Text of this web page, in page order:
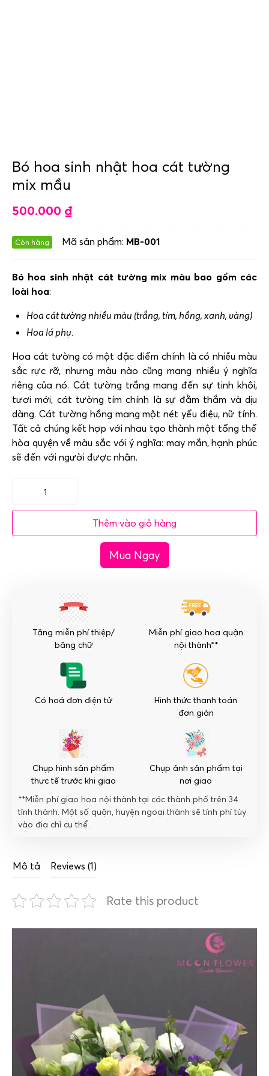
Bó hoa sinh nhật hoa cát tường
mix mầu
500.000 ₫
Còn hàng Mã sản phẩm: MB-001
Bó hoa sinh nhật cát tường mix màu bao gồm các
loài hoa:
Hoa cát tường nhiều màu (trắng, tím, hồng, xanh, vàng)
Hoa lá phụ.
Hoa cát tường có một đặc điểm chính là có nhiều màu
sắc rực rỡ, nhưng màu nào cũng mang nhiều ý nghĩa
riêng của nó. Cát tường trắng mang đến sự tinh khôi,
tươi mới, cát tường tím chính là sự đằm thắm và dịu
dàng. Cát tường hồng mang một nét yểu điệu, nữ tính.
Tất cả chúng kết hợp với nhau tạo thành một tổng thể
hòa quyện về màu sắc với ý nghĩa: may mắn, hạnh phúc
sẽ đến với người được nhận.
Bó
hoa
mầu
lượng
Thêm vào giỏ hàng
Mua Ngay
Tặng miễn phí thiệp/
băng chữ
Miễn phí giao hoa quận
nội thành**
Có hoá đơn điện tử
Hình thức thanh toán
đơn giản
Chụp hình sản phẩm
thực tế trước khi giao
Chụp ảnh sản phẩm tại
nơi giao
**Miễn phí giao hoa nội thành tại các thành phố trên 34
tỉnh thành. Một số quận, huyện ngoại thành sẽ tính phí tùy
vào địa chỉ cụ thể.
Mô tả Reviews (1)
Rate this product